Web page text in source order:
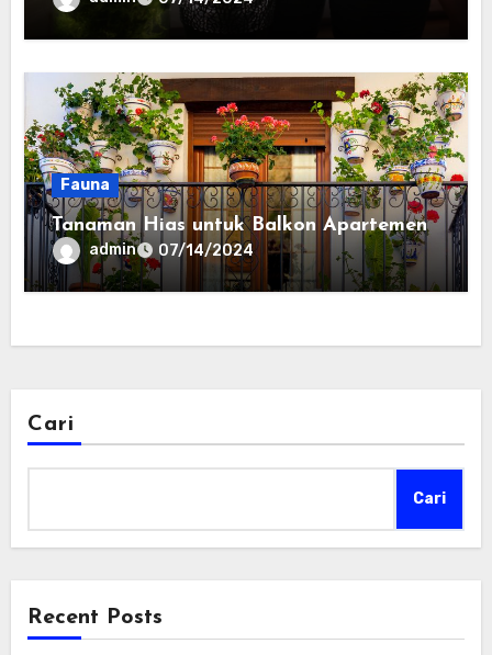
Fauna
Tanaman Hias untuk Balkon Apartemen
admin 07/14/2024
Cari
Cari
Recent Posts